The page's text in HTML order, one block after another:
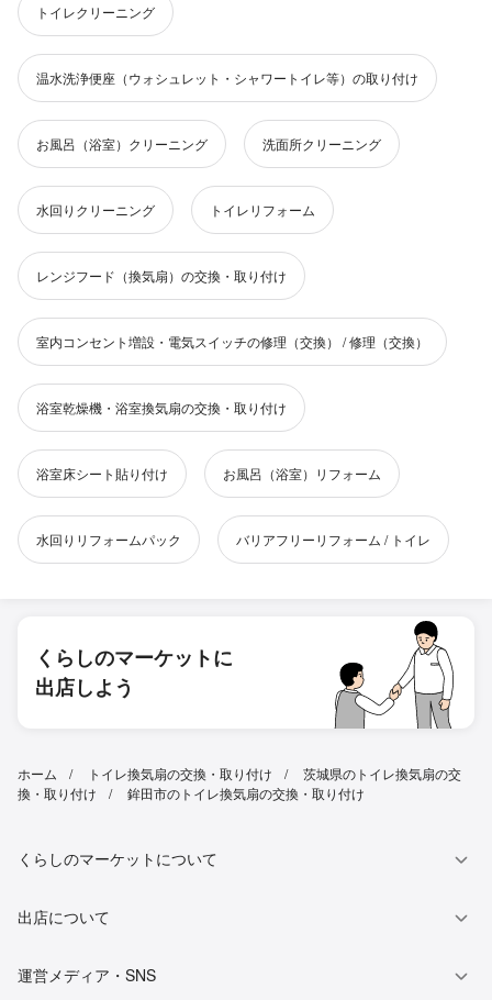
トイレクリーニング
温水洗浄便座（ウォシュレット・シャワートイレ等）の取り付け
お風呂（浴室）クリーニング 洗面所クリーニング
水回りクリーニング トイレリフォーム
レンジフード（換気扇）の交換・取り付け
室内コンセント増設・電気スイッチの修理（交換） / 修理（交換）
浴室乾燥機・浴室換気扇の交換・取り付け
浴室床シート貼り付け お風呂（浴室）リフォーム
水回りリフォームパック バリアフリーリフォーム / トイレ
くらしのマーケットに
出店しよう
ホーム トイレ換気扇の交換・取り付け
茨城県のトイレ換気扇の交
換・取り付け
鉾田市のトイレ換気扇の交換・取り付け
くらしのマーケットについて
出店について
運営メディア・SNS